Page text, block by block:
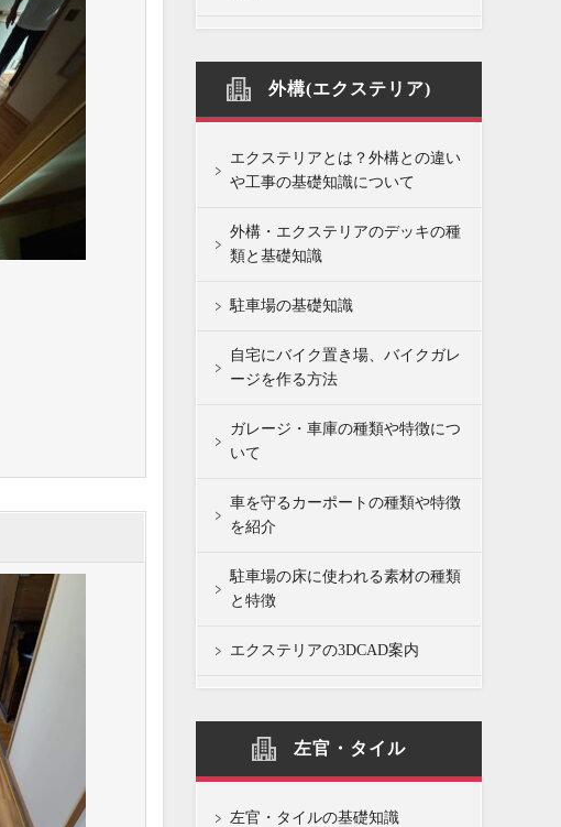
外構(エクステリア)
エクステリアとは？外構との違い
や工事の基礎知識について
外構・エクステリアのデッキの種
類と基礎知識
駐車場の基礎知識
自宅にバイク置き場、バイクガレ
ージを作る方法
ガレージ・車庫の種類や特徴につ
いて
車を守るカーポートの種類や特徴
を紹介
駐車場の床に使われる素材の種類
と特徴
エクステリアの3DCAD案内
左官・タイル
左官・タイルの基礎知識